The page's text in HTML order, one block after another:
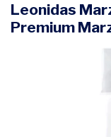
Leonidas
Premium